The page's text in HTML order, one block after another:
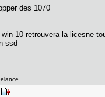
des 1070
10 retrouvera la licesne
ssd